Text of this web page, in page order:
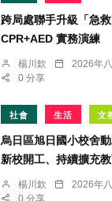
跨局處聯手升級「急
CPR+AED 實務演練
楊川欽 2026年
0 分享
社會 生活 文
烏日區旭日國小校舍
新校開工、持續擴充
楊川欽 2026年
0 分享